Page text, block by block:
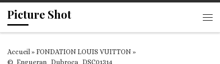
Passer au contenu
Picture Shot
Accueil» FONDATION LOUIS VUITTON»
©_Engueran_Dubroca_DSC01314